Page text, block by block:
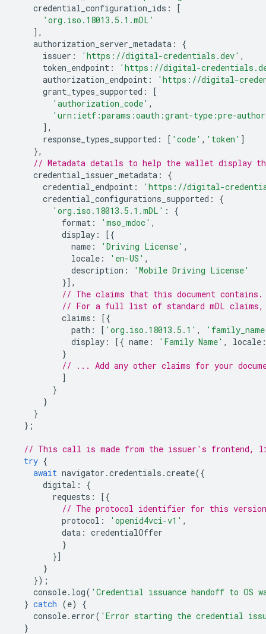
credential_configuration_ids :
[
'org.iso.18013.5.1.mDL'
],
authorization_server_metadata :
{
issuer : 'https://digital-credentials.dev' ,
token_endpoint :
'https://digital-
authorization_endpoint :
'https://digital-
grant_types_supported :
[
'authorization_code' ,
'urn:ietf:params:oauth:grant-type:pre-
],
response_types_supported : [ 'code' , 'token' ]
},
// Metadata details to help the wallet display
credential_issuer_metadata :
{
credential_endpoint :
'https://digital-
credential_configurations_supported :
{
'org.iso.18013.5.1.mDL' :
{
format : 'mso_mdoc' ,
display :
[{
name : 'Driving License' ,
locale : 'en-US' ,
description :
'Mobile Driving License'
}],
// The claims that this document contains.
// For a full list of standard mDL claims,
claims :
[{
path : [ 'org.iso.18013.5.1' ,
display : [{ name : 'Family Name' , locale :
}
// ... Add any other claims for your
]
}
}
}
};
// This call is made from the issuer's frontend,
try {
await navigator .credentials .create({
digital :
{
requests :
[{
// The protocol identifier for this version
protocol : 'openid4vci-v1' ,
data : credentialOffer
}
}]
}
});
console. log( 'Credential issuance handoff to OS
} catch (e)
{
console. error( 'Error starting the credential
}